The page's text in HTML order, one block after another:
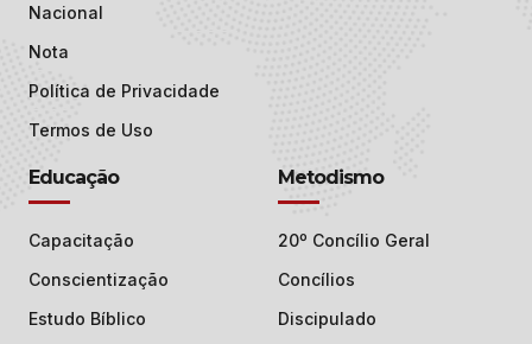
Nacional
Nota
Política de Privacidade
Termos de Uso
Educação
Capacitação
Conscientização
Estudo Bíblico
Metodismo
20º Concílio Geral
Concílios
Discipulado